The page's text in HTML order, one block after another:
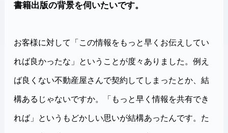
書籍出版の背景を伺いたいです。
お客様に対して「この情報をもっと早くお伝えしてい
れば良かったな」ということが度々ありました。例え
ば良くない不動産屋さんで契約してしまったとか、結
構あるじゃないですか。「もっと早く情報を共有でき
れば」というもどかしい思いが結構あったんです。た